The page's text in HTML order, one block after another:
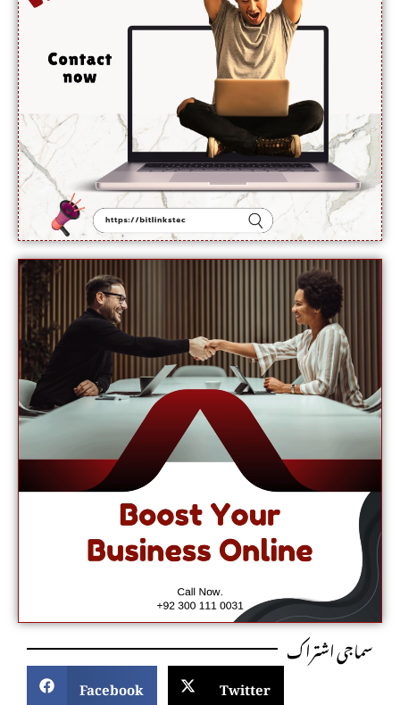
جائے گی
سماجی اشتراک
Facebook
Twitter